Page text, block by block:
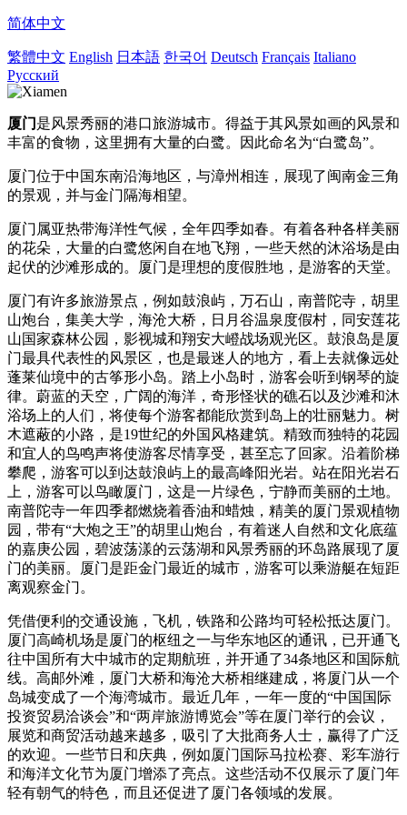
简体中文
繁體中文 English 日本語 한국어 Deutsch Français Italiano
Русский
厦门 是风景秀丽的港口旅游城市。得益于其风景如画的风景和
丰富的食物，这里拥有大量的白鹭。因此命名为“白鹭岛”。
厦门位于中国东南沿海地区，与漳州相连，展现了闽南金三角
的景观，并与金门隔海相望。
厦门属亚热带海洋性气候，全年四季如春。 有着各种各样美丽
的花朵，大量的白鹭悠闲自在地飞翔，一些天然的沐浴场是由
起伏的沙滩形成的。厦门是理想的度假胜地，是游客的天堂。
厦门有许多旅游景点，例如鼓浪屿，万石山，南普陀寺，胡里
山炮台，集美大学，海沧大桥，日月谷温泉度假村，同安莲花
山国家森林公园，影视城和翔安大嶝战场观光区。鼓浪岛是厦
门最具代表性的风景区，也是最迷人的地方，看上去就像远处
蓬莱仙境中的古筝形小岛。踏上小岛时，游客会听到钢琴的旋
律。蔚蓝的天空，广阔的海洋，奇形怪状的礁石以及沙滩和沐
浴场上的人们，将使每个游客都能欣赏到岛上的壮丽魅力。树
木遮蔽的小路，是19世纪的外国风格建筑。精致而独特的花园
和宜人的鸟鸣声将使游客尽情享受，甚至忘了回家。沿着阶梯
攀爬，游客可以到达鼓浪屿上的最高峰阳光岩。站在阳光岩石
上，游客可以鸟瞰厦门，这是一片绿色，宁静而美丽的土地。
南普陀寺一年四季都燃烧着香油和蜡烛，精美的厦门景观植物
园，带有“大炮之王”的胡里山炮台，有着迷人自然和文化底蕴
的嘉庚公园，碧波荡漾的云荡湖和风景秀丽的环岛路展现了厦
门的美丽。厦门是距金门最近的城市，游客可以乘游艇在短距
离观察金门。
凭借便利的交通设施，飞机，铁路和公路均可轻松抵达厦门。
厦门高崎机场是厦门的枢纽之一与华东地区的通讯，已开通飞
往中国所有大中城市的定期航班，并开通了34条地区和国际航
线。高邮外滩，厦门大桥和海沧大桥相继建成，将厦门从一个
岛城变成了一个海湾城市。最近几年，一年一度的“中国国际
投资贸易洽谈会”和“两岸旅游博览会”等在厦门举行的会议，
展览和商贸活动越来越多，吸引了大批商务人士，赢得了广泛
的欢迎。一些节日和庆典，例如厦门国际马拉松赛、彩车游行
和海洋文化节为厦门增添了亮点。这些活动不仅展示了厦门年
轻有朝气的特色，而且还促进了厦门各领域的发展。